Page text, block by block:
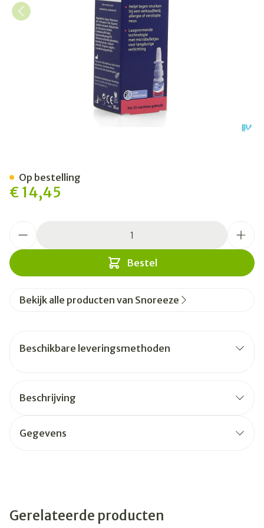
€ 14,45
Bestel
Op bestelling
Bekijk alle producten van Snoreeze
Beschikbare leveringsmethoden
Beschrijving
Gegevens
Gerelateerde producten